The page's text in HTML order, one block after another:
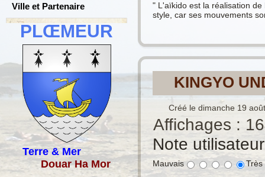
Ville et Partenaire
PLŒMEUR
Terre & Mer
Douar Ha Mor
" L'aïkido est la réalisation
style, car ses mouvements
KINGYO
Créé le dimanche 19
Affichages :
Note
Mauvais